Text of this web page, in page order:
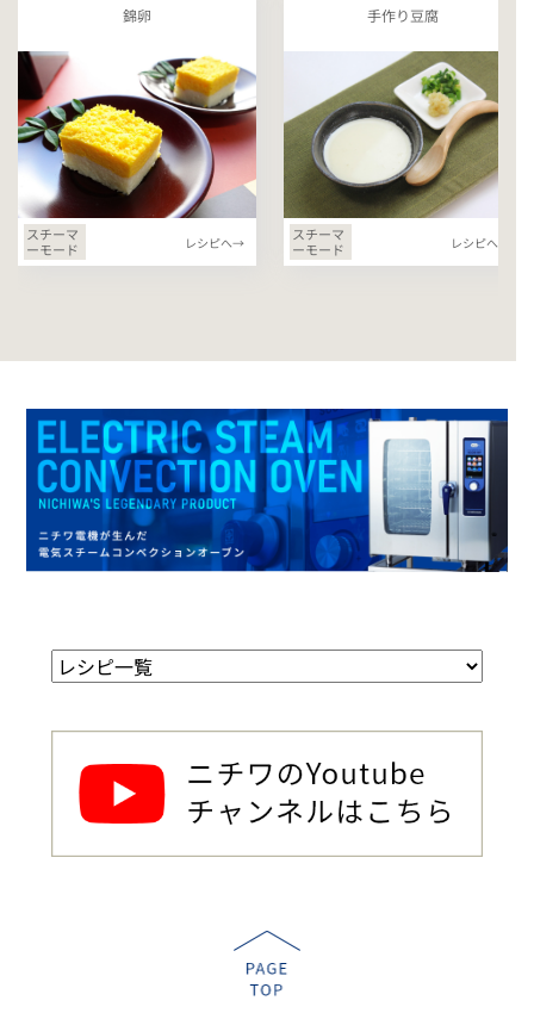
錦卵
スチーマ
ーモード
レシピへ→
手作り豆腐
スチーマ
ーモード
レシピへ→